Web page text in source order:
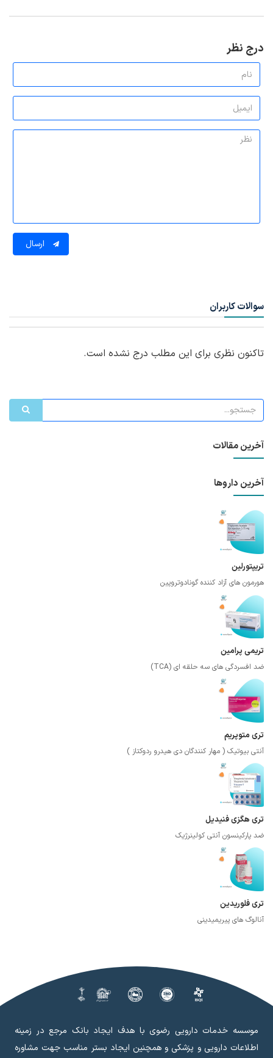
درج نظر
ارسال
سوالات کاربران
تاکنون نظری برای این مطلب درج نشده است.
آخرین مقالات
آخرین داروها
تریپتورلین
هورمون های آزاد کننده گونادوتروپین
تریمی پرامین
ضد افسردگی های سه حلقه ای (TCA)
تری متوپریم
آنتی بیوتیک ( مهار کنندگان دی هیدرو ردوکتاز )
تری هگزی فنیدیل
ضد پارکینسون آنتی کولینرژیک
تری فلوریدین
آنالوگ های پیریمیدینی
موسسه خدمات دارویی رضوی با هدف ایجاد بانک مرجع در زمینه
اطلاعات دارویی و پزشکی و همچنین ایجاد بستر مناسب جهت مشاوره